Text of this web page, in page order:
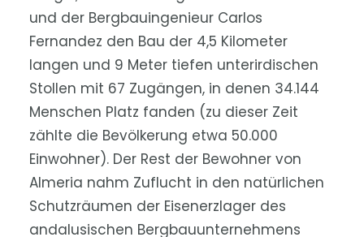
und der Bergbauingenieur Carlos
Fernandez den Bau der 4,5 Kilometer
langen und 9 Meter tiefen unterirdischen
Stollen mit 67 Zugängen, in denen 34.144
Menschen Platz fanden (zu dieser Zeit
zählte die Bevölkerung etwa 50.000
Einwohner). Der Rest der Bewohner von
Almeria nahm Zuflucht in den natürlichen
Schutzräumen der Eisenerzlager des
andalusischen Bergbauunternehmens